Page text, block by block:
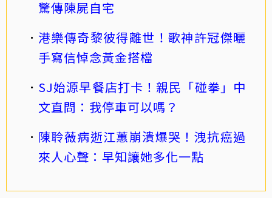
驚傳陳屍自宅
港樂傳奇黎彼得離世！歌神許冠傑曬
手寫信悼念黃金搭檔
SJ始源早餐店打卡！親民「碰拳」中
文直問：我停車可以嗎？
陳聆薇病逝江蕙崩潰爆哭！洩抗癌過
來人心聲：早知讓她多化一點